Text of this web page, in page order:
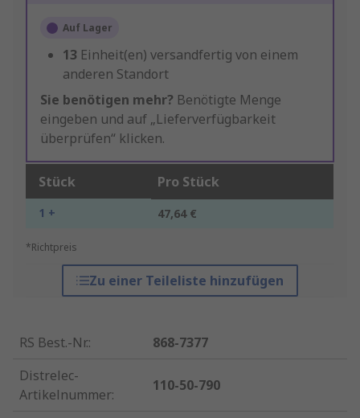
Auf Lager
13 Einheit(en) versandfertig von einem
anderen Standort
Sie benötigen mehr? Benötigte Menge
eingeben und auf „Lieferverfügbarkeit
überprüfen“ klicken.
Stück Pro Stück
1 + 47,64 €
*Richtpreis
Zu einer Teileliste hinzufügen
RS Best.-Nr.:
868-7377
Distrelec-
Artikelnummer:
110-50-790